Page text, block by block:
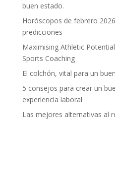
buen estado.
Horóscopos de febrero
predicciones
Maximising Athletic
Sports Coaching
El colchón, vital para un
5 consejos para crear un
experiencia laboral
Las mejores alternativas al